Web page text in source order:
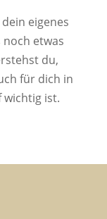
eigenes
etwas
du,
für dich in
wichtig ist.